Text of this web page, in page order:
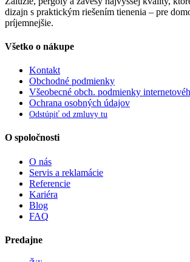
dizajn s praktickým riešením tienenia – pre
príjemnejšie.
Všetko o nákupe
Kontakt
Obchodné podmienky
Všeobecné obch. podmienky
Ochrana osobných údajov
Odstúpiť od zmluvy tu
O spoločnosti
O nás
Servis a reklamácie
Referencie
Kariéra
Blog
FAQ
Predajne